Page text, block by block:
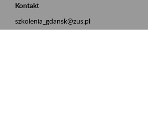
Kontakt
szkolenia_gdansk@zus.pl